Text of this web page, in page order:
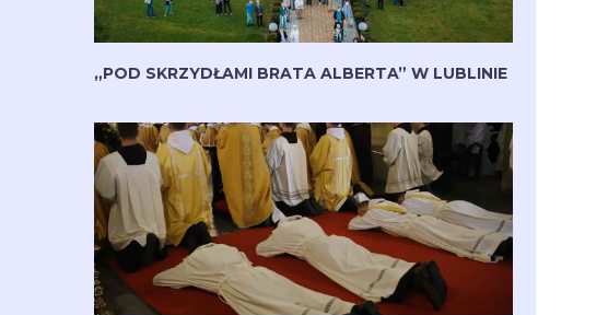
„POD SKRZYDŁAMI BRATA ALBERTA” W LUBLINIE